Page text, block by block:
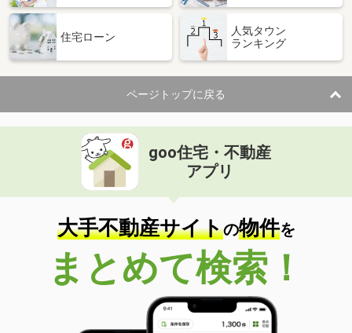
住宅ローン
人気タウン
ランキング
ページトップに戻る
goo住宅・不動産
アプリ
大手不動産サイトの物件を
まとめて検索！